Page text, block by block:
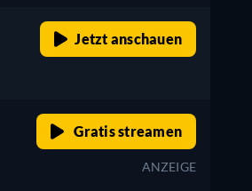
Jetzt anschauen
Gratis streamen
ANZEIGE